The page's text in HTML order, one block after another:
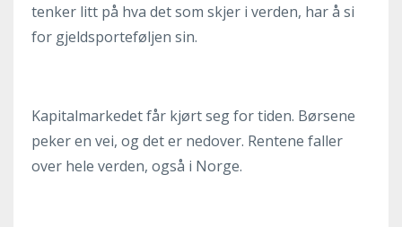
tenker litt på hva det som skjer i verden, har å si
for gjeldsporteføljen sin.
Kapitalmarkedet får kjørt seg for tiden. Børsene
peker en vei, og det er nedover. Rentene faller
over hele verden, også i Norge.